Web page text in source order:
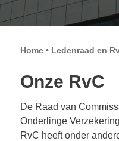
Home• Ledenraad en
Onze RvC
De Raad van
Onderlinge
RvC heeft onder